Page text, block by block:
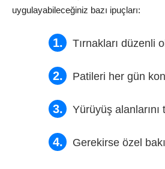
uygulayabileceğiniz bazı ipuçları:
Tırnakları düzenli
Patileri her gün
Yürüyüş alanlarını
Gerekirse özel